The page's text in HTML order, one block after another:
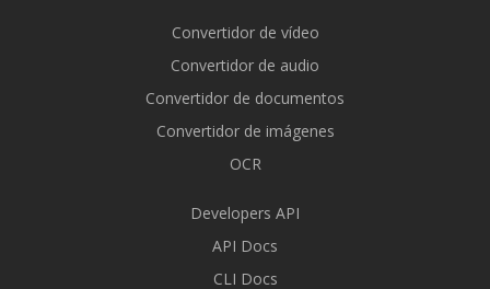
Convertidor de vídeo
Convertidor de audio
Convertidor de documentos
Convertidor de imágenes
OCR
Developers API
API Docs
CLI Docs